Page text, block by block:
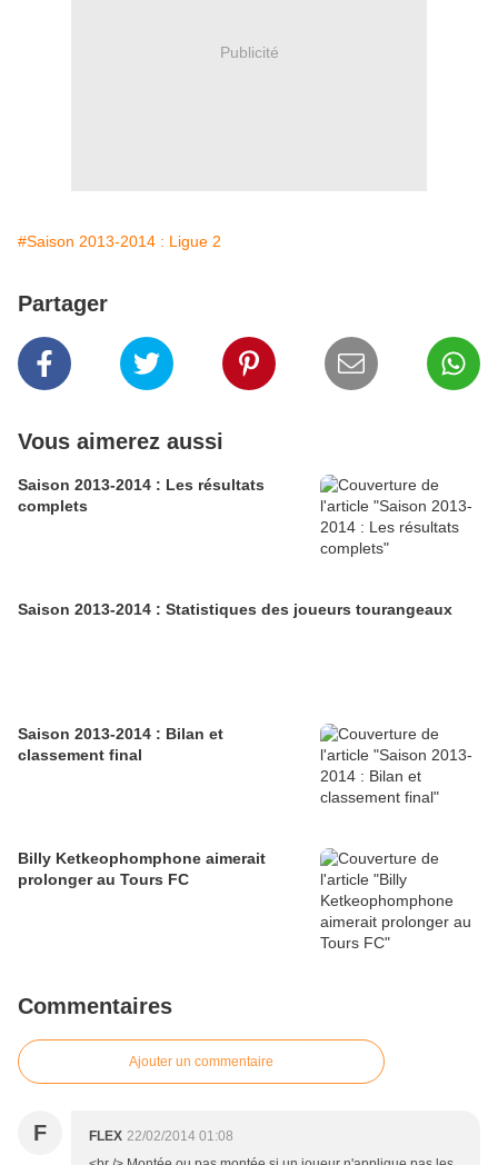
Publicité
#Saison 2013-2014 : Ligue 2
Partager
Vous aimerez aussi
Saison 2013-2014 : Les résultats
complets
Saison 2013-2014 : Statistiques des joueurs tourangeaux
Saison 2013-2014 : Bilan et
classement final
Billy Ketkeophomphone aimerait
prolonger au Tours FC
Commentaires
Ajouter un commentaire
F FLEX 22/02/2014 01:08